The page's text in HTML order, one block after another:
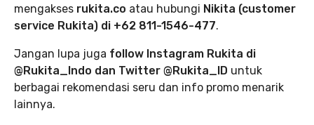
mengakses rukita.co atau hubungi Nikita (customer
service Rukita) di +62 811-1546-477.
Jangan lupa juga follow Instagram Rukita di
@Rukita_Indo dan Twitter @Rukita_ID untuk
berbagai rekomendasi seru dan info promo menarik
lainnya.